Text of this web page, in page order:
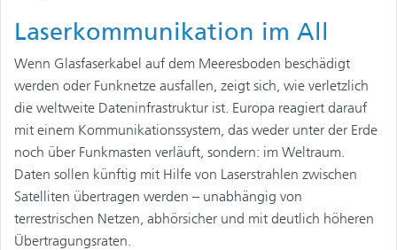
Laserkommunikation im All
Wenn Glasfaserkabel auf dem Meeresboden beschädigt
werden oder Funknetze ausfallen, zeigt sich, wie verletzlich
die weltweite Dateninfrastruktur ist. Europa reagiert darauf
mit einem Kommunikationssystem, das weder unter der Erde
noch über Funkmasten verläuft, sondern: im Weltraum.
Daten sollen künftig mit Hilfe von Laserstrahlen zwischen
Satelliten übertragen werden – unabhängig von
terrestrischen Netzen, abhörsicher und mit deutlich höheren
Übertragungsraten.